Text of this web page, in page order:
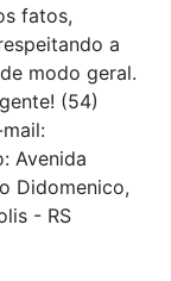
fatos,
a
modo geral.
(54)
Avenida
Didomenico,
- RS